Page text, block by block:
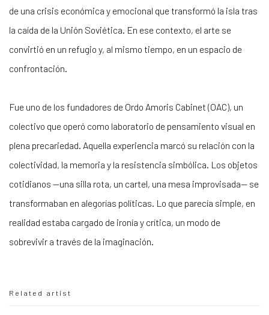
de una crisis económica y emocional que transformó la isla tras
la caída de la Unión Soviética. En ese contexto, el arte se
convirtió en un refugio y, al mismo tiempo, en un espacio de
confrontación.
Fue uno de los fundadores de Ordo Amoris Cabinet (OAC), un
colectivo que operó como laboratorio de pensamiento visual en
plena precariedad. Aquella experiencia marcó su relación con la
colectividad, la memoria y la resistencia simbólica. Los objetos
cotidianos —una silla rota, un cartel, una mesa improvisada— se
transformaban en alegorías políticas. Lo que parecía simple, en
realidad estaba cargado de ironía y crítica, un modo de
sobrevivir a través de la imaginación.
Related artist